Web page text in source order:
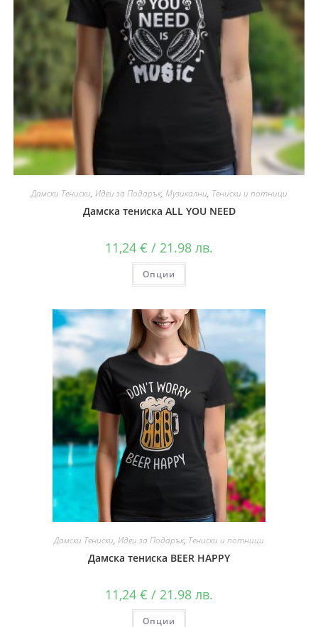
Дамски Тениски, Идеи за Подарък, Музикални, Тениски и потници
Дамска тениска ALL YOU NEED
11,24 € / 21.98 лв.
Опции
Дамски Тениски, Идеи за Подарък, Тениски и потници
Дамска тениска BEER HAPPY
11,24 € / 21.98 лв.
Опции